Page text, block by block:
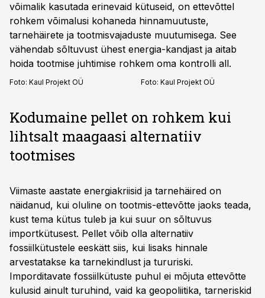
võimalik kasutada erinevaid kütuseid, on ettevõttel
rohkem võimalusi kohaneda hinnamuutuste,
tarnehäirete ja tootmisvajaduste muutumisega. See
vähendab sõltuvust ühest energia-kandjast ja aitab
hoida tootmise juhtimise rohkem oma kontrolli all.
Foto: Kaul Projekt OÜ Foto: Kaul Projekt OÜ
Kodumaine pellet on rohkem kui
lihtsalt maagaasi alternatiiv
tootmises
Viimaste aastate energiakriisid ja tarnehäired on
näidanud, kui oluline on tootmis-ettevõtte jaoks teada,
kust tema kütus tuleb ja kui suur on sõltuvus
importkütusest. Pellet võib olla alternatiiv
fossiilkütustele eeskätt siis, kui lisaks hinnale
arvestatakse ka tarnekindlust ja tururiski.
Imporditavate fossiilkütuste puhul ei mõjuta ettevõtte
kulusid ainult turuhind, vaid ka geopoliitika, tarneriskid